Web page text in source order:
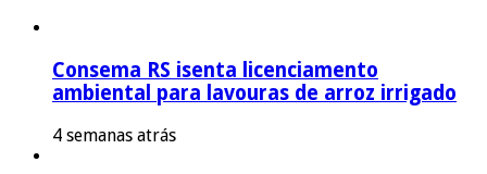
Consema RS isenta licenciamento
ambiental para lavouras de arroz irrigado
4 semanas atrás